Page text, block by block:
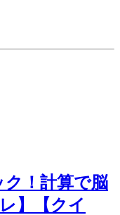
ク！計算で脳
】【クイ